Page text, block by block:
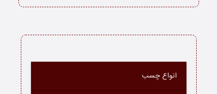
خانه
درباره ما
انواع چسب